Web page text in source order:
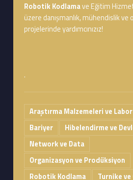
Robotik Kodlamave Eğitim
üzere danışmanlık, mühendislik ve
projelerinde yardımcınızız!
.
Araştırma Malzemeleri ve
Bariyer
Hibelendirme ve
Network ve Data
Organizasyon ve Prodüksiyon
Robotik Kodlama
Turnike